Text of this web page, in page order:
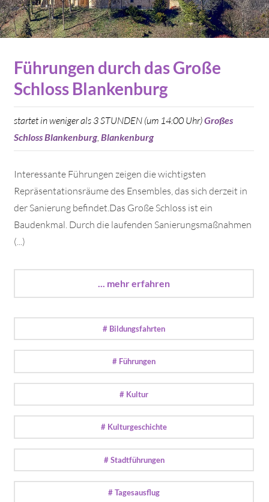
Führungen durch das Große
Schloss Blankenburg
startet in weniger als 3 STUNDEN (um 14:00 Uhr)Großes
Schloss Blankenburg, Blankenburg
Interessante Führungen zeigen die wichtigsten
Repräsentationsräume des Ensembles, das sich derzeit in
der Sanierung befindet.Das Große Schloss ist ein
Baudenkmal. Durch die laufenden Sanierungsmaßnahmen
(...)
... mehr erfahren
# Bildungsfahrten
# Führungen
# Kultur
# Kulturgeschichte
# Stadtführungen
# Tagesausflug